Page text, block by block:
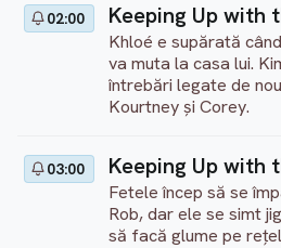
02:00 Keeping Up with
Khloé e supărată
va muta la casa lui.
întrebări legate de
Kourtney și Corey.
03:00 Keeping Up with
Fetele încep să se
Rob, dar ele se simt
să facă glume pe